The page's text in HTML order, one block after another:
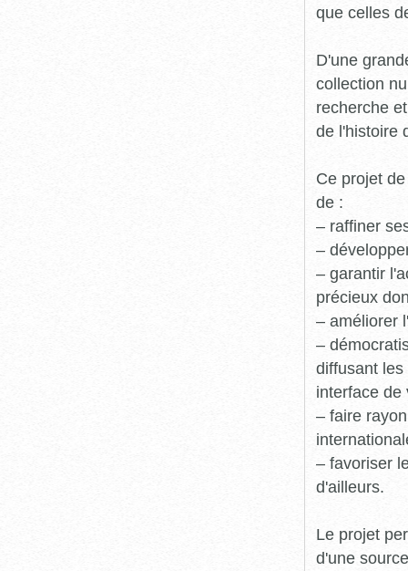
que celles
D'une
collection
recherche
de l'histoire
Ce projet
de :
– raffiner
–
– garantir
précieux
– améliorer
–
diffusant
interface de
– faire
– favoriser
d'ailleurs.
Le projet
d'une